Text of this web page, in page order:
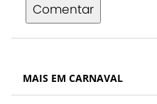
Comentar
MAIS EM CARNAVAL